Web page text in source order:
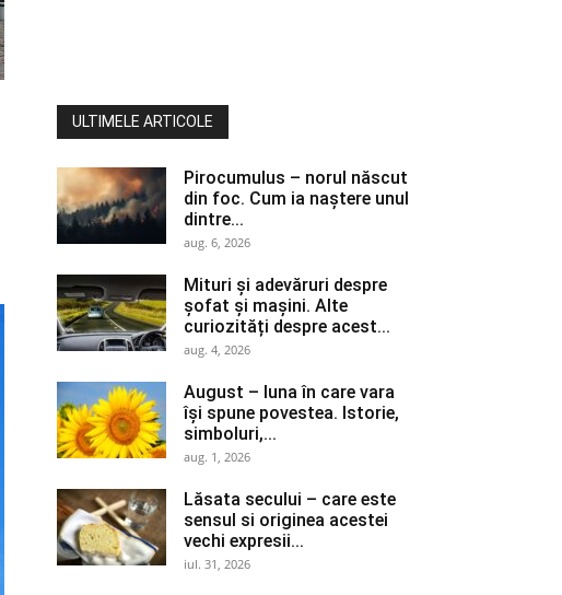
ULTIMELE ARTICOLE
Pirocumulus – norul născut
din foc. Cum ia naștere unul
dintre...
aug. 6, 2026
Mituri și adevăruri despre
șofat și mașini. Alte
curiozități despre acest...
aug. 4, 2026
August – luna în care vara
își spune povestea. Istorie,
simboluri,...
aug. 1, 2026
Lăsata secului – care este
sensul si originea acestei
vechi expresii...
iul. 31, 2026